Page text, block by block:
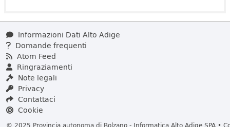
Informazioni Dati Alto Adige
Domande frequenti
Atom Feed
Ringraziamenti
Note legali
Privacy
Contattaci
Cookie
© 2025 Provincia autonoma di Bolzano - Informatica Alto Adige SPA •